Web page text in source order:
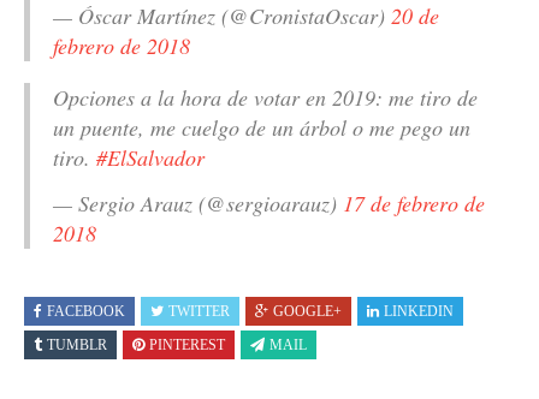
— Óscar Martínez (@CronistaOscar) 20 de
febrero de 2018
Opciones a la hora de votar en 2019: me tiro de
un puente, me cuelgo de un árbol o me pego un
tiro. #ElSalvador
— Sergio Arauz (@sergioarauz) 17 de febrero de
2018
FACEBOOK TWITTER GOOGLE+
LINKEDIN
TUMBLR
PINTEREST MAIL